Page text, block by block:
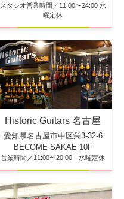
スタジオ営業時間／11:00〜24:00 水
曜定休
Historic Guitars 名古屋
愛知県名古屋市中区栄3-32-6
BECOME SAKAE 10F
営業時間／11:00〜20:00 水曜定休